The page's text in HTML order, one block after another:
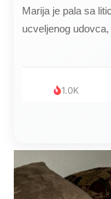
Marija je pala sa
ucveljenog
1.0K